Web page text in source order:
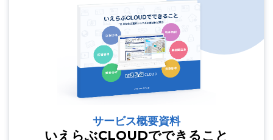
サービス概要資料
いえらぶCLOUDでできること